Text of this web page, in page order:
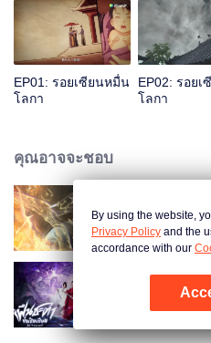
EP01: รอยเซียนหมื่น
โลกา
EP02: รอย
โลกา
คุณอาจจะชอบ
ผจญภัยโล
ฝืนชะตาท้
By using the website,
Privacy Policy and the
accordance with our